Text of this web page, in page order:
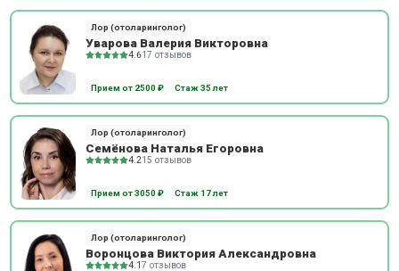
Лор (отоларинголог)
Уварова Валерия Викторовна
4.617 отзывов
Прием от 2500 ₽ Стаж 35 лет
Лор (отоларинголог)
Семёнова Наталья Егоровна
4.215 отзывов
Прием от 3050 ₽ Стаж 17 лет
Лор (отоларинголог)
Воронцова Виктория Александровна
4.1 7 отзывов